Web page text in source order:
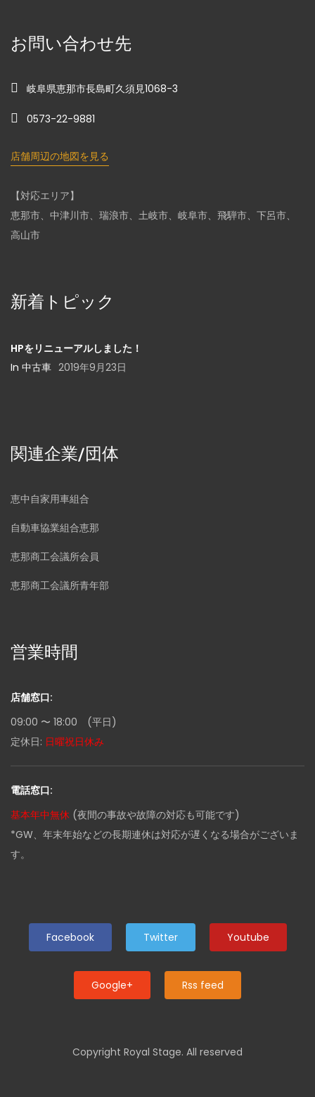
お問い合わせ先
岐阜県恵那市長島町久須見1068-3
0573-22-9881
店舗周辺の地図を見る
【対応エリア】
恵那市、中津川市、瑞浪市、土岐市、岐阜市、飛騨市、下呂市、
高山市
新着トピック
HPをリニューアルしました！
In 中古車 2019年9月23日
関連企業/団体
恵中自家用車組合
自動車協業組合恵那
恵那商工会議所会員
恵那商工会議所青年部
営業時間
店舗窓口:
09:00 〜 18:00 (平日)
定休日: 日曜祝日休み
電話窓口:
基本年中無休 (夜間の事故や故障の対応も可能です)
*GW、年末年始などの長期連休は対応が遅くなる場合がございま
す。
Facebook Twitter Youtube
Google+ Rss feed
Copyright Royal Stage. All reserved